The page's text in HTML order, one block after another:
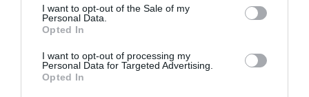
I want to opt-out of the Sale of my
Personal Data.
Opted In
I want to opt-out of processing my
Personal Data for Targeted Advertising.
Opted In
ceartă banală. ”L-am înjunghiat ca să mă
apăr”
REȚETĂ TRADIȚIONALĂ DE CRĂCIUN:
Cozonac